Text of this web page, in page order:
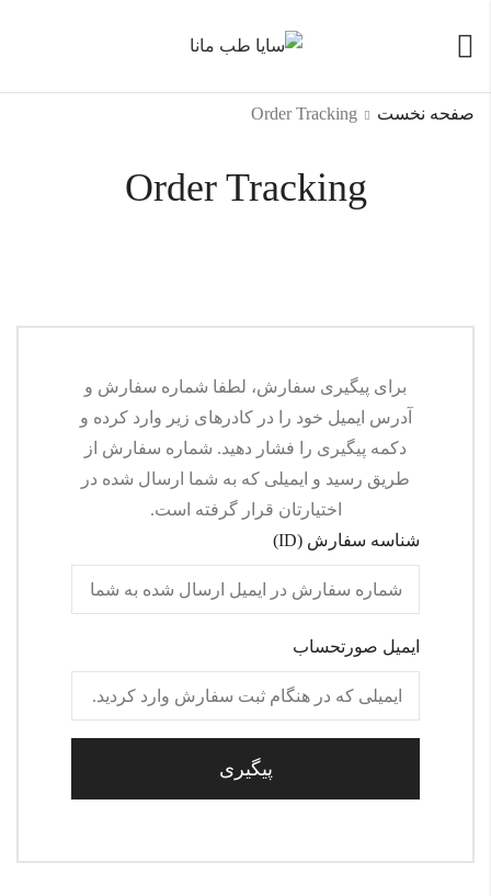
Order Tracking
صفحه نخست Order Tracking
برای پیگیری سفارش، لطفا شماره سفارش و
آدرس ایمیل خود را در کادرهای زیر وارد کرده و
دکمه پیگیری را فشار دهید. شماره سفارش از
طریق رسید و ایمیلی که به شما ارسال شده در
اختیارتان قرار گرفته است.
شناسه سفارش (ID)
ایمیل صورتحساب
پیگیری